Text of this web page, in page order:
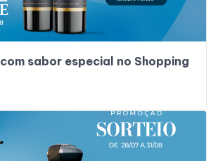
sabor especial no Shopping